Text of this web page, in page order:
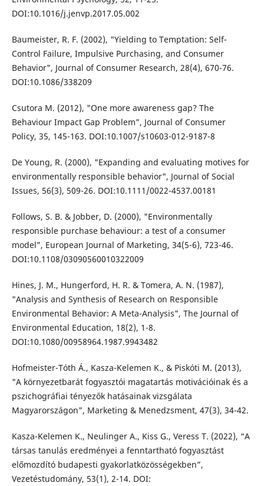
DOI:10.1016/j.jenvp.2017.05.002
Baumeister, R. F. (2002), "Yielding to Temptation: Self-
Control Failure, Impulsive Purchasing, and Consumer
Behavior", Journal of Consumer Research, 28(4), 670-76.
DOI:10.1086/338209
Csutora M. (2012), "One more awareness gap? The
Behaviour Impact Gap Problem", Journal of Consumer
Policy, 35, 145-163. DOI:10.1007/s10603-012-9187-8
De Young, R. (2000), "Expanding and evaluating motives for
environmentally responsible behavior", Journal of Social
Issues, 56(3), 509-26. DOI:10.1111/0022-4537.00181
Follows, S. B. & Jobber, D. (2000), "Environmentally
responsible purchase behaviour: a test of a consumer
model", European Journal of Marketing, 34(5-6), 723-46.
DOI:10.1108/03090560010322009
Hines, J. M., Hungerford, H. R. & Tomera, A. N. (1987),
"Analysis and Synthesis of Research on Responsible
Environmental Behavior: A Meta-Analysis", The Journal of
Environmental Education, 18(2), 1-8.
DOI:10.1080/00958964.1987.9943482
Hofmeister-Tóth Á., Kasza-Kelemen K., & Piskóti M. (2013),
"A környezetbarát fogyasztói magatartás motivációinak és a
pszichográfiai tényezők hatásainak vizsgálata
Magyarországon", Marketing & Menedzsment, 47(3), 34-42.
Kasza-Kelemen K., Neulinger A., Kiss G., Veress T. (2022), “A
társas tanulás eredményei a fenntartható fogyasztást
előmozdító budapesti gyakorlatközösségekben”,
Vezetéstudomány, 53(1), 2-14. DOI: